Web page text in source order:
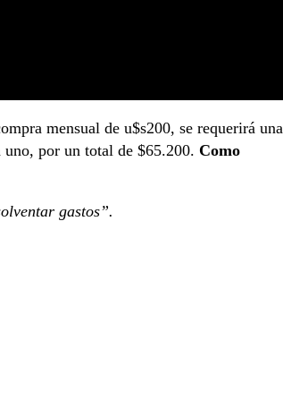
mensual de u$s200, se requerirá una
por un total de $65.200. Como
gastos”.